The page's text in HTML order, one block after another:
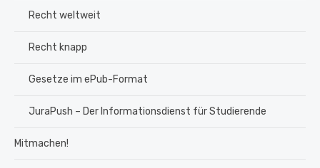
Recht weltweit
Recht knapp
Gesetze im ePub-Format
JuraPush – Der Informationsdienst für Studierende
Mitmachen!